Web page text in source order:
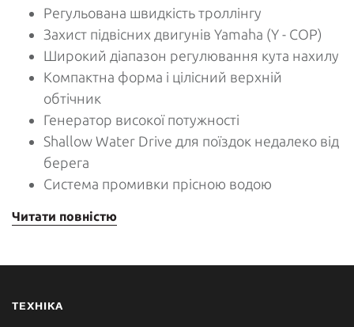
Регульована швидкість троллінгу
Захист підвісних двигунів Yamaha (Y - COP)
Широкий діапазон регулювання кута нахилу
Компактна форма і цілісний верхній
обтічник
Генератор високої потужності
Shallow Water Drive для поїздок недалеко від
берега
Система промивки прісною водою
Читати повністю
ТЕХНІКА